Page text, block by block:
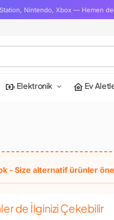
Nintendo, Xbox — Hemen
Elektronik Ev
de İlginizi Çekebilir